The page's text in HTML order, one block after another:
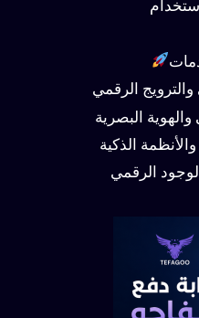
والترويج الرقمي
البصرية
الذكية
الرقمي